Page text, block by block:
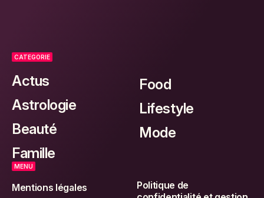
CATEGORIE
Actus
Astrologie
Beauté
Famille
Food
Lifestyle
Mode
MENU
Mentions légales
Politique de